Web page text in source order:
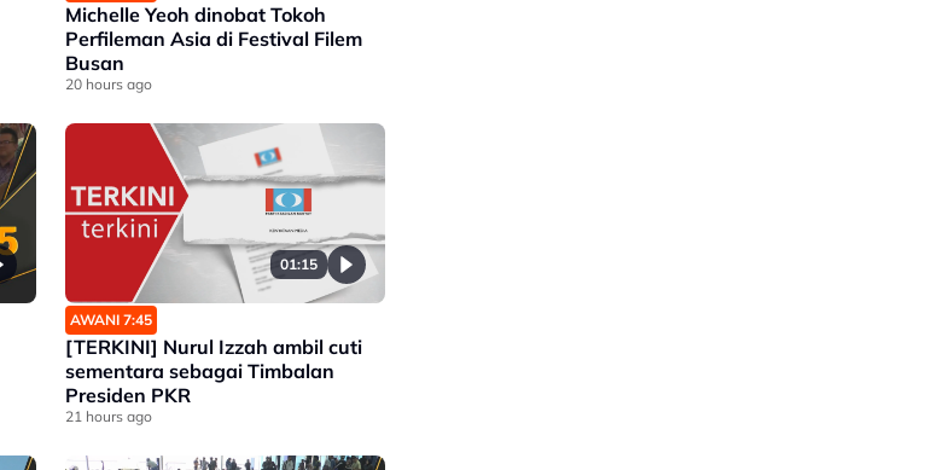
Michelle Yeoh dinobat Tokoh
Perfileman Asia di Festival Filem
Busan
20 hours ago
01:15
AWANI 7:45
[TERKINI] Nurul Izzah ambil cuti
sementara sebagai Timbalan
Presiden PKR
21 hours ago